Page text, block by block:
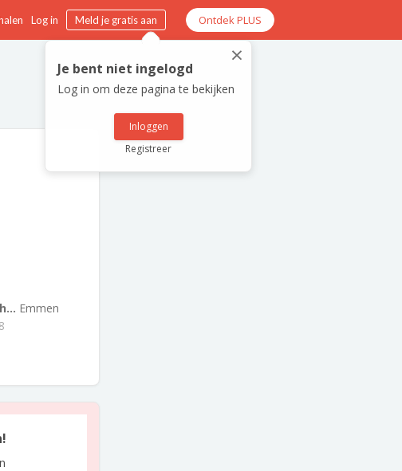
Log in Meld je gratis aan Ontdek PLUS
×
Je bent niet ingelogd
Log in om deze pagina te bekijken
Inloggen
Registreer
Emmen